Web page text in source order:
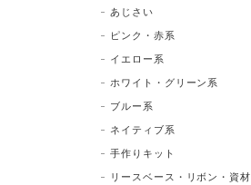
あじさい
ピンク・赤系
イエロー系
ホワイト・グリーン系
ブルー系
ネイティブ系
手作りキット
リースベース・リボン・資材